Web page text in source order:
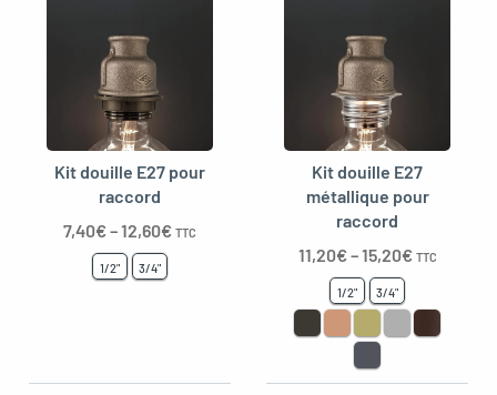
Kit douille E27 pour
raccord
7,40€–12,60€ TTC
1/2" 3/4"
Kit douille E27
métallique pour
raccord
11,20€–15,20€ TTC
1/2" 3/4"